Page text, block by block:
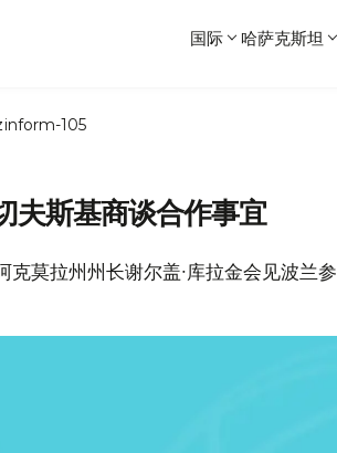
国际 哈萨克斯坦
105
夫斯基商谈合作事宜
莫拉州州长谢尔盖∙库拉金会见波兰参